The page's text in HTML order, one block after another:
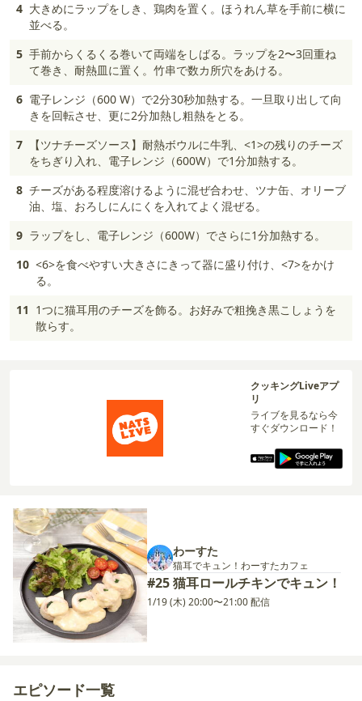
4 大きめにラップをしき、鶏肉を置く。ほうれん草を手前に横に
並べる。
5 手前からくるくる巻いて両端をしばる。ラップを2〜3回重ね
て巻き、耐熱皿に置く。竹串で数カ所穴をあける。
6 電子レンジ（600 W）で2分30秒加熱する。一旦取り出して向
きを回転させ、更に2分加熱し粗熱をとる。
7
【ツナチーズソース】耐熱ボウルに牛乳、<1>の残りのチーズ
をちぎり入れ、電子レンジ（600W）で1分加熱する。
8 チーズがある程度溶けるように混ぜ合わせ、ツナ缶、オリーブ
油、塩、おろしにんにくを入れてよく混ぜる。
9 ラップをし、電子レンジ（600W）でさらに1分加熱する。
10 <6>を食べやすい大きさにきって器に盛り付け、<7>をかけ
る。
11 1つに猫耳用のチーズを飾る。お好みで粗挽き黒こしょうを
散らす。
クッキングLiveアプ
リ
ライブを見るなら今
すぐダウンロード！
わーすた
猫耳でキュン！わーすたカフェ
#25 猫耳ロールチキンでキュン！
1/19 (木) 20:00〜21:00 配信
エピソード一覧